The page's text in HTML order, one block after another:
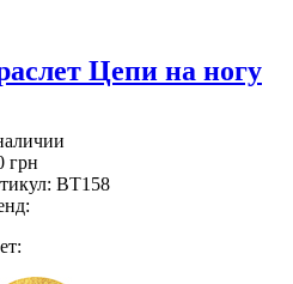
Цепи на ногу
грн
BT158